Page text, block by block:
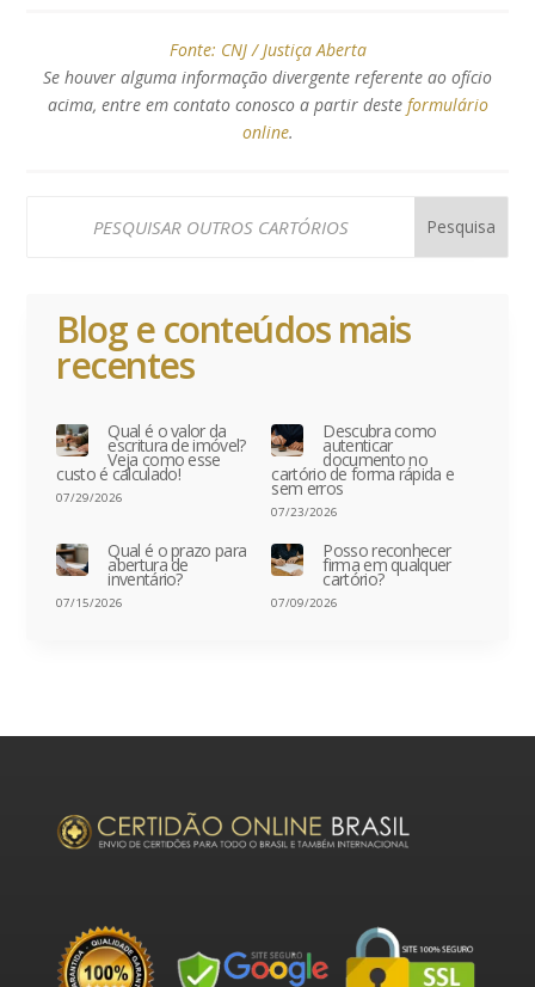
Fonte: CNJ / Justiça Aberta
Se houver alguma informação divergente referente ao ofício
acima, entre em contato conosco a partir deste formulário
online.
Blog e conteúdos mais
recentes
Qual é o valor da
escritura de imóvel?
Veja como esse
custo é calculado!
07/29/2026
Descubra como
autenticar
documento no
cartório de forma rápida e
sem erros
07/23/2026
Qual é o prazo para
abertura de
inventário?
07/15/2026
Posso reconhecer
firma em qualquer
cartório?
07/09/2026